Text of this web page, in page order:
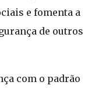
e fomenta a
de outros
com o padrão